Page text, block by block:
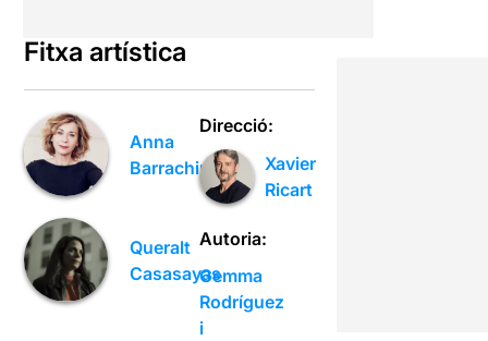
Fitxa artística
Anna
Barrachina
Queralt
Casasayas
Direcció:
Xavier
Ricart
Autoria:
Gemma
Rodríguez
i